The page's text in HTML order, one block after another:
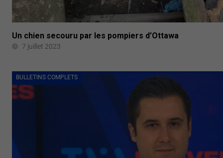
Un chien secouru par les pompiers d’Ottawa
7 juillet 2023
BULLETINS COMPLETS